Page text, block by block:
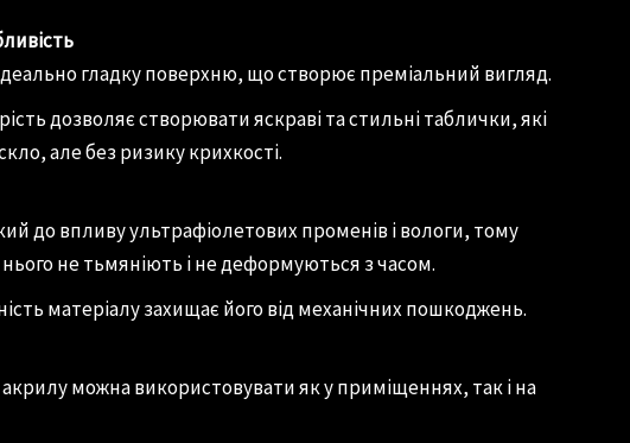
гладку поверхню, що створює преміальний вигляд.
дозволяє створювати яскраві та стильні таблички, які
але без ризику крихкості.
до впливу ультрафіолетових променів і вологи, тому
не тьмяніють і не деформуються з часом.
матеріалу захищає його від механічних пошкоджень.
можна використовувати як у приміщеннях, так і на